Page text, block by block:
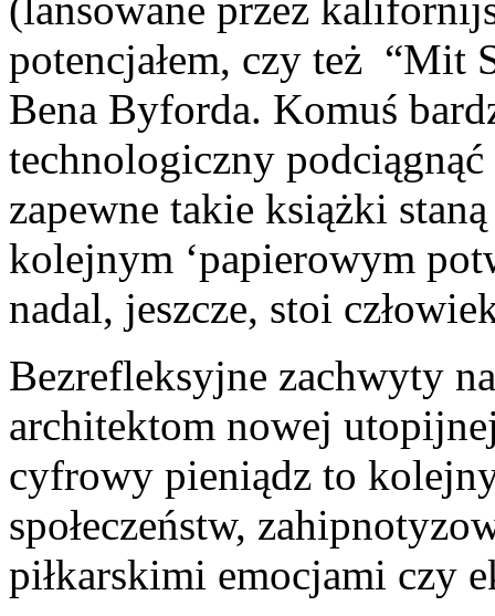
potencjałem, czy też
Bena Byforda. Komuś
technologiczny
zapewne takie książki
kolejnym ‘papierowym
nadal, jeszcze, stoi
Bezrefleksyjne zachwyty
architektom nowej
cyfrowy pieniądz to
społeczeństw,
piłkarskimi emocjami czy